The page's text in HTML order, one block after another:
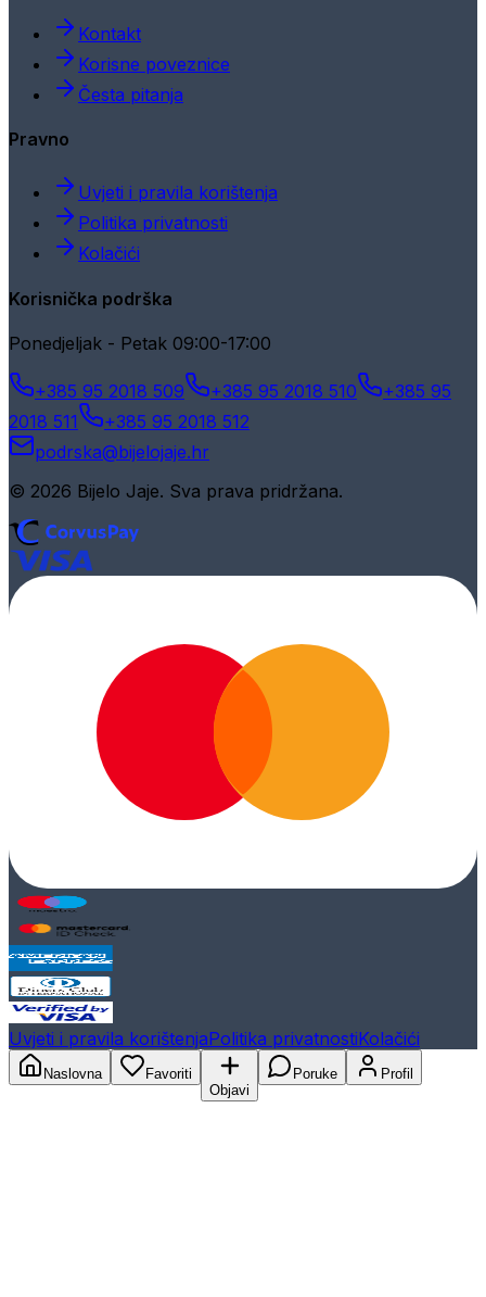
Kontakt
Korisne poveznice
Česta pitanja
Pravno
Uvjeti i pravila korištenja
Politika privatnosti
Kolačići
Korisnička podrška
Ponedjeljak - Petak 09:00-17:00
+385 95 2018 509 +385 95 2018 510
+385 95
2018 511
+385 95 2018 512
podrska@bijelojaje.hr
© 2026 Bijelo Jaje. Sva prava pridržana.
Uvjeti i pravila korištenjaPolitika privatnostiKolačići
Naslovna
Favoriti
Objavi
Poruke Profil